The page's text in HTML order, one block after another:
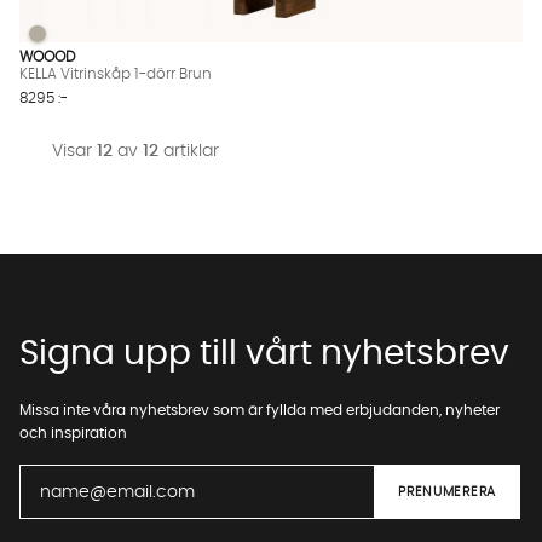
KELLA Vitrinskåp 1-dörr Brun Finns även i dessa färger:
KELLA Vitrinskåp 1-dörr Brun
WOOOD
KELLA Vitrinskåp 1-dörr Brun
8295 :-
Visar 12 av 12 artiklar
Signa upp till vårt nyhetsbrev
Missa inte våra nyhetsbrev som är fyllda med erbjudanden, nyheter
och inspiration